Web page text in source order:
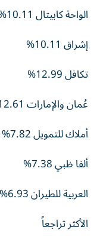
الواحة كابيتال 10.11%
إشراق 10.11%
تكافل 12.99%
عُمان والإمارات 12.61%
أملاك للتمويل 7.82%
ألفا ظبي 7.38%
العربية للطيران 6.93%
الأكثر تراجعاً